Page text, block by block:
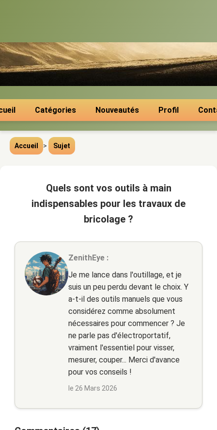
Catégories Nouveautés Profil
Accueil > Sujet
Quels sont vos outils à main
indispensables pour les travaux de
bricolage ?
ZenithEye :
Je me lance dans l'outillage, et je
suis un peu perdu devant le choix. Y
a-t-il des outils manuels que vous
considérez comme absolument
nécessaires pour commencer ? Je
ne parle pas d'électroportatif,
vraiment l'essentiel pour visser,
mesurer, couper... Merci d'avance
pour vos conseils !
le 26 Mars 2026